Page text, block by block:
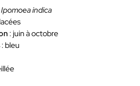
Ipomoea indica
: juin à octobre
: bleu